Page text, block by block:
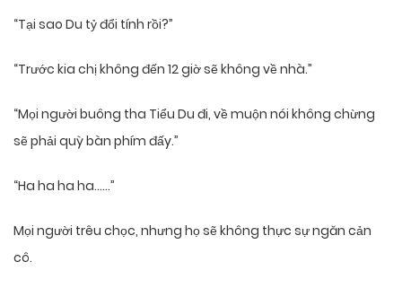
“Tại sao Du tỷ đổi tính rồi?”
“Trước kia chị không đến 12 giờ sẽ không về nhà.”
“Mọi người buông tha Tiểu Du đi, về muộn nói không chừng
sẽ phải quỳ bàn phím đấy.”
“Ha ha ha ha……”
Mọi người trêu chọc, nhưng họ sẽ không thực sự ngăn cản
cô.